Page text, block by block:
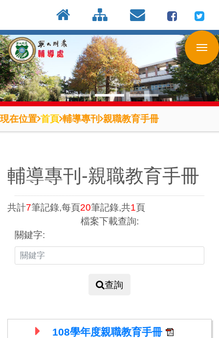
到
主
要
內
容
區
現在位置 首頁 輔導專刊 親職教育手冊
輔導專刊-親職教育手冊
共計7筆記錄,每頁20筆記錄,共1頁
檔案下載查詢:
關鍵字:
查詢
108學年度親職教育手冊